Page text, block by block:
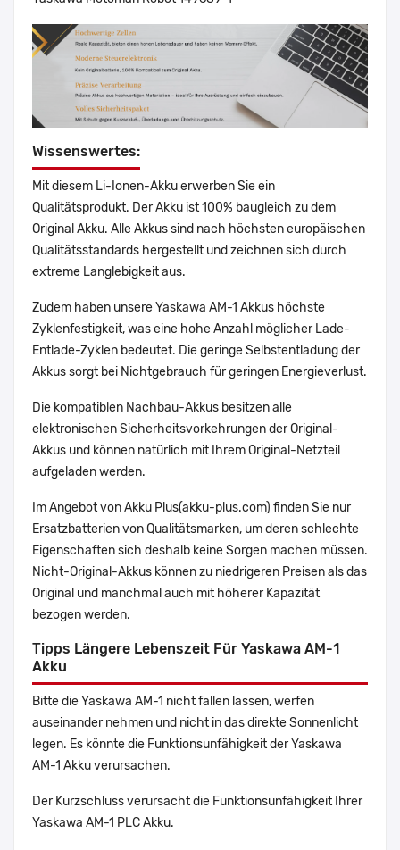
Wissenswertes:
Mit diesem Li-Ionen-Akku erwerben Sie ein
Qualitätsprodukt. Der Akku ist 100% baugleich zu dem
Original Akku. Alle Akkus sind nach höchsten europäischen
Qualitätsstandards hergestellt und zeichnen sich durch
extreme Langlebigkeit aus.
Zudem haben unsere Yaskawa AM-1 Akkus höchste
Zyklenfestigkeit, was eine hohe Anzahl möglicher Lade-
Entlade-Zyklen bedeutet. Die geringe Selbstentladung der
Akkus sorgt bei Nichtgebrauch für geringen Energieverlust.
Die kompatiblen Nachbau-Akkus besitzen alle
elektronischen Sicherheitsvorkehrungen der Original-
Akkus und können natürlich mit Ihrem Original-Netzteil
aufgeladen werden.
Im Angebot von Akku Plus(akku-plus.com) finden Sie nur
Ersatzbatterien von Qualitätsmarken, um deren schlechte
Eigenschaften sich deshalb keine Sorgen machen müssen.
Nicht-Original-Akkus können zu niedrigeren Preisen als das
Original und manchmal auch mit höherer Kapazität
bezogen werden.
Tipps Längere Lebenszeit Für Yaskawa AM-1
Akku
Bitte die Yaskawa AM-1 nicht fallen lassen, werfen
auseinander nehmen und nicht in das direkte Sonnenlicht
legen. Es könnte die Funktionsunfähigkeit der Yaskawa
AM-1 Akku verursachen.
Der Kurzschluss verursacht die Funktionsunfähigkeit Ihrer
Yaskawa AM-1 PLC Akku.